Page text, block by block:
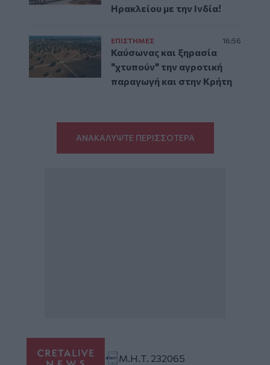
Ηρακλείου με την Ινδία!
ΕΠΙΣΤΗΜΕΣ 16:56
Καύσωνας και ξηρασία
"χτυπούν" την αγροτική
παραγωγή και στην Κρήτη
ΑΝΑΚΑΛΥΨΤΕ ΠΕΡΙΣΣΟΤΕΡΑ
Μ.Η.Τ. 232065